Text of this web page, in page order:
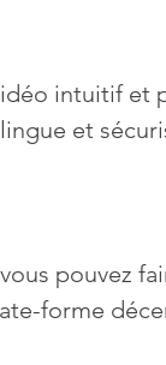
intuitif et
et
pouvez
forme